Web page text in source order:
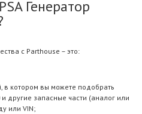
Генератор
с Parthouse – это:
в котором вы можете подобрать
другие запасные части (аналог или
или VIN;